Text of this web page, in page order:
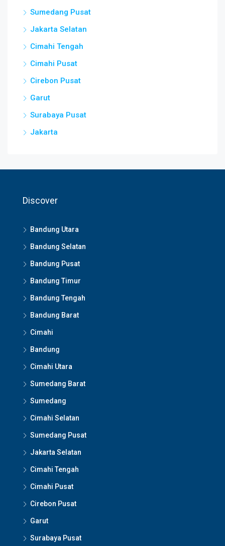
Sumedang Pusat
Jakarta Selatan
Cimahi Tengah
Cimahi Pusat
Cirebon Pusat
Garut
Surabaya Pusat
Jakarta
Discover
Bandung Utara
Bandung Selatan
Bandung Pusat
Bandung Timur
Bandung Tengah
Bandung Barat
Cimahi
Bandung
Cimahi Utara
Sumedang Barat
Sumedang
Cimahi Selatan
Sumedang Pusat
Jakarta Selatan
Cimahi Tengah
Cimahi Pusat
Cirebon Pusat
Garut
Surabaya Pusat